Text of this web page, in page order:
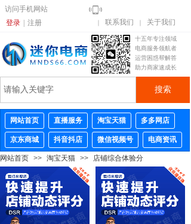
访问手机网站
登录
注册 联系我们 关于我们
十五年专注领域
电商服务领航者
运营困惑帮解答
助力商家速成长
搜索
网站首页 直播服务 淘宝天猫 多多网店
京东商城 抖音抖店 微信视频号 电商资讯
网站首页 >> 淘宝天猫 >> 店铺综合体验分